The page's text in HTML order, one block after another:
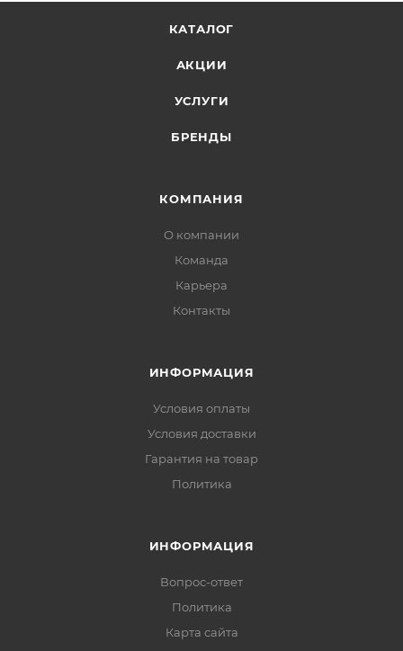
КАТАЛОГ
АКЦИИ
УСЛУГИ
БРЕНДЫ
КОМПАНИЯ
О компании
Команда
Карьера
Контакты
ИНФОРМАЦИЯ
Условия оплаты
Условия доставки
Гарантия на товар
Политика
ИНФОРМАЦИЯ
Вопрос-ответ
Политика
Карта сайта